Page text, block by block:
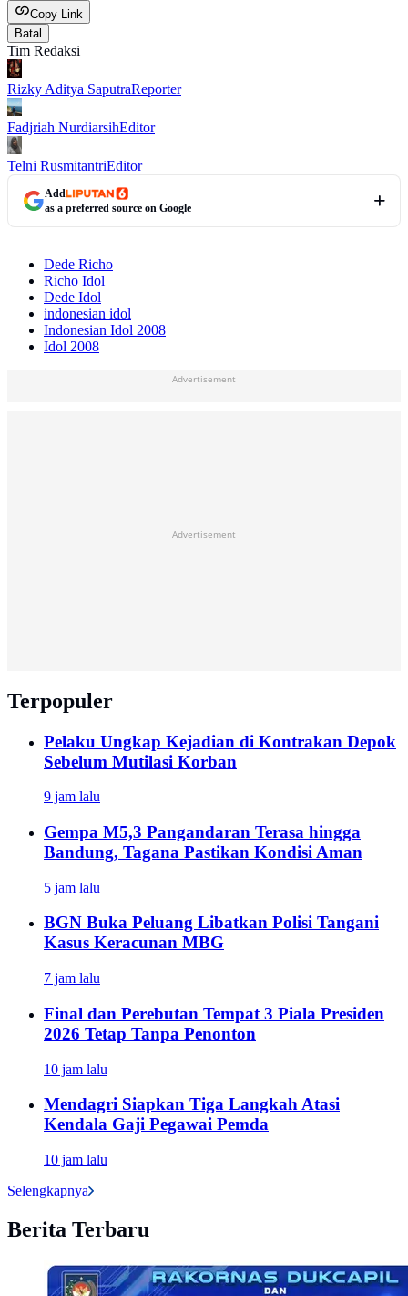
Copy Link
Batal
Tim Redaksi
Rizky Aditya SaputraReporter
Fadjriah NurdiarsihEditor
Telni RusmitantriEditor
Add
as a preferred source on Google
Dede Richo
Richo Idol
Dede Idol
indonesian idol
Indonesian Idol 2008
Idol 2008
Advertisement
Advertisement
Terpopuler
Pelaku Ungkap Kejadian di Kontrakan Depok
Sebelum Mutilasi Korban
9 jam lalu
Gempa M5,3 Pangandaran Terasa hingga
Bandung, Tagana Pastikan Kondisi Aman
5 jam lalu
BGN Buka Peluang Libatkan Polisi Tangani
Kasus Keracunan MBG
7 jam lalu
Final dan Perebutan Tempat 3 Piala Presiden
2026 Tetap Tanpa Penonton
10 jam lalu
Mendagri Siapkan Tiga Langkah Atasi
Kendala Gaji Pegawai Pemda
10 jam lalu
Selengkapnya
Berita Terbaru